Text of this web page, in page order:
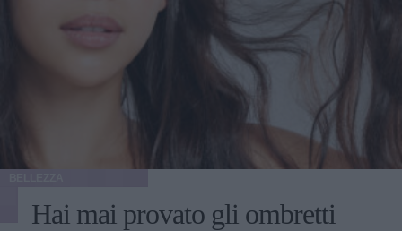
Hai mai provato gli ombretti